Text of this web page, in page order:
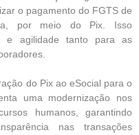
o pagamento do FGTS de
por meio do Pix. Isso
e agilidade tanto para as
do Pix ao eSocial para o
uma modernização nos
humanos, garantindo
nas transações